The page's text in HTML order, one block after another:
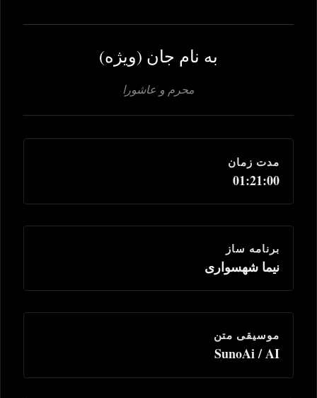
به نام جان (ویژه)
محرم و عاشورا
مدت زمان
01:21:00
برنامه ساز
نیما شهسواری
موسیقی متن
SunoAi / AI